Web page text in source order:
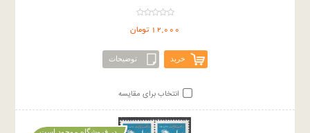
12,000 تومان
خرید توضیحات
انتخاب برای مقایسه